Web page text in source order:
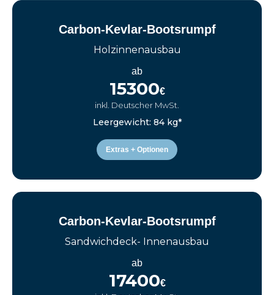
Carbon-Kevlar-Bootsrumpf
Holzinnenausbau
ab
15300€
inkl. Deutscher MwSt.
Leergewicht: 84 kg*
Extras + Optionen
Carbon-Kevlar-Bootsrumpf
Sandwichdeck- Innenausbau
ab
17400€